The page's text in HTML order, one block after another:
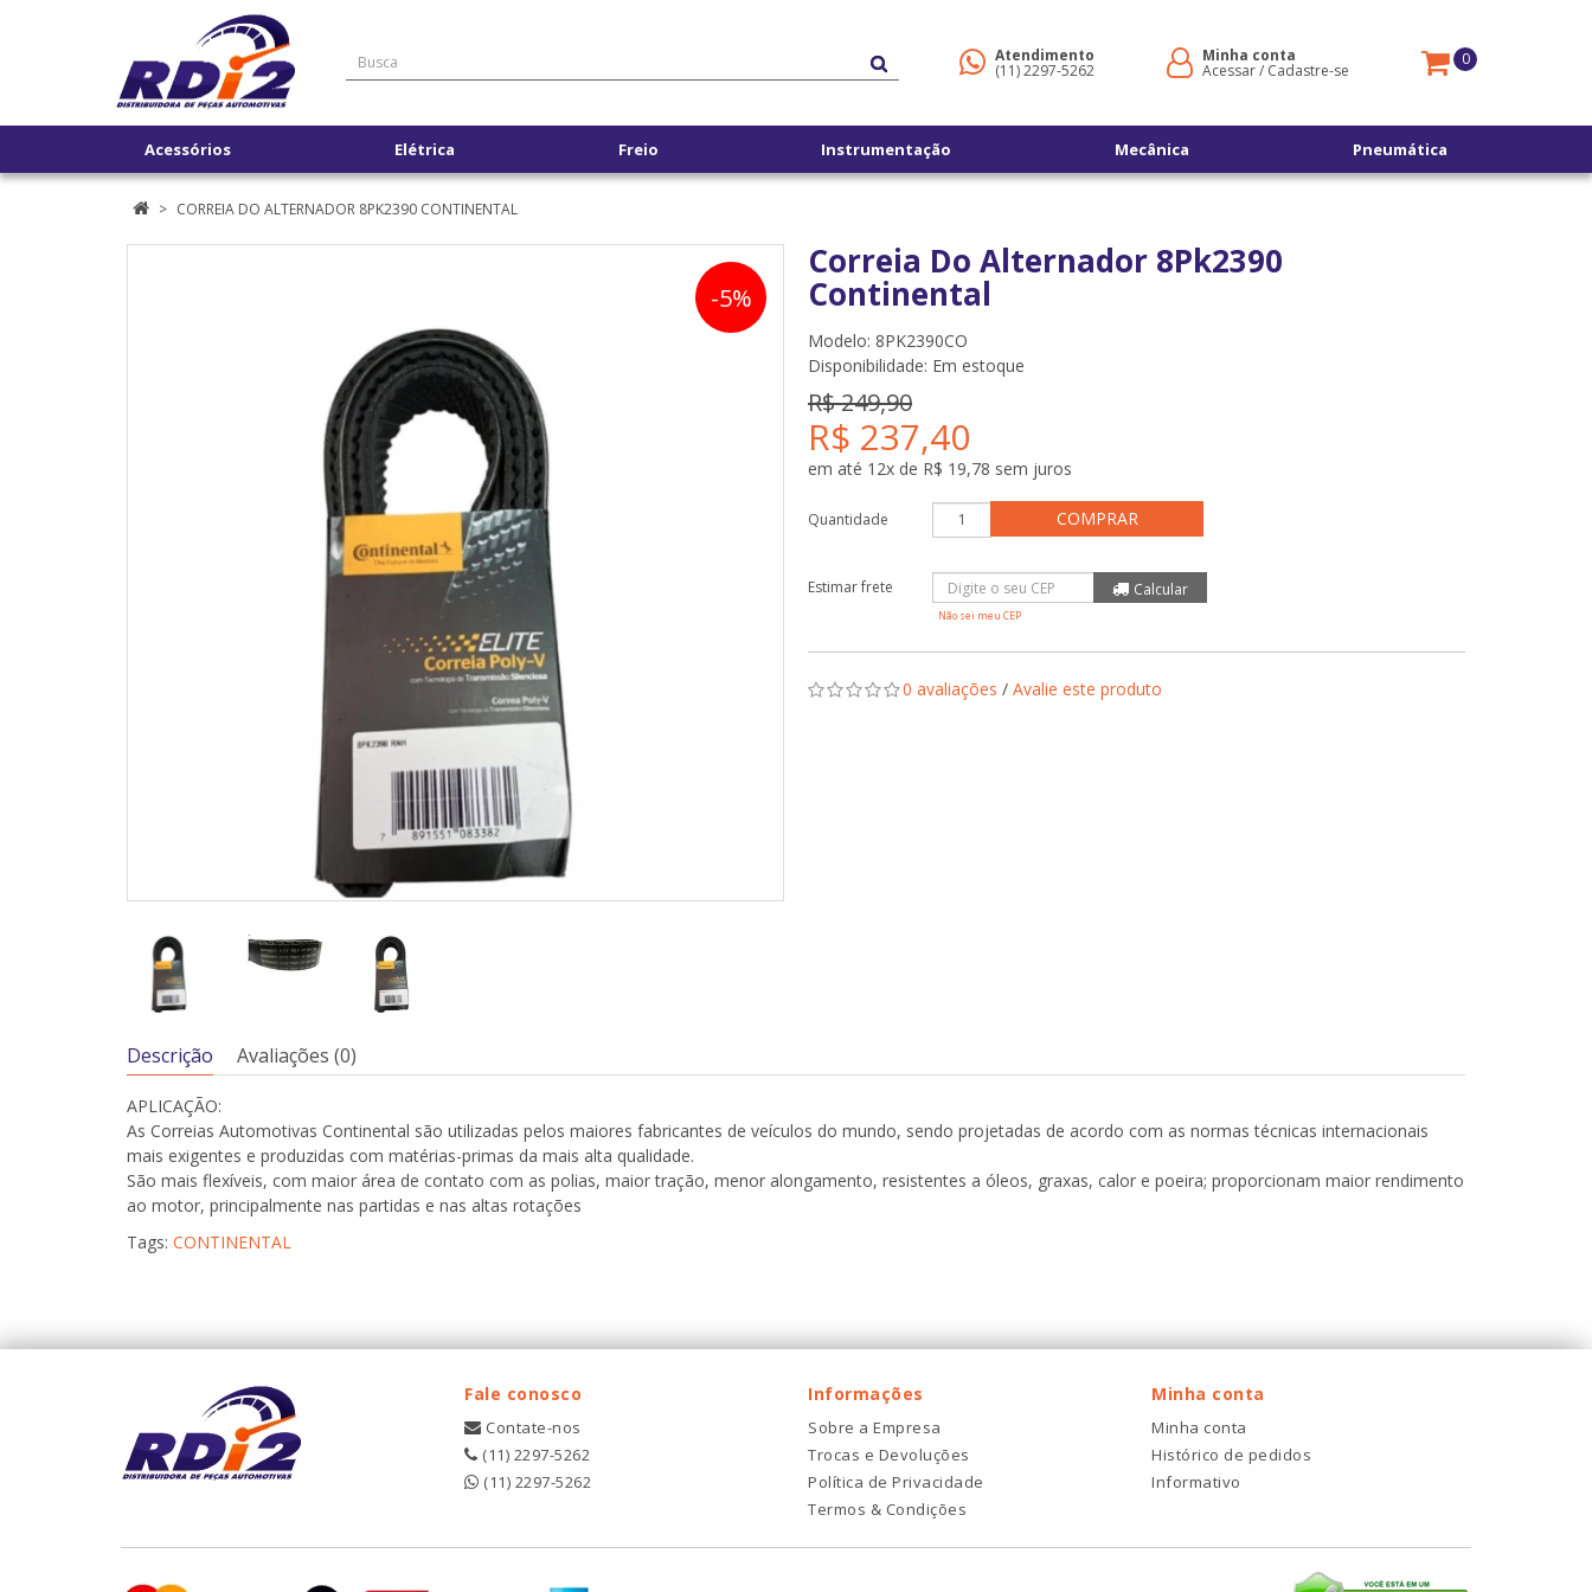
Atendimento
(11) 2297-5262
Minha conta
Acessar/ Cadastre-se
0
Acessórios Elétrica Freio Instrumentação Mecânica Pneumática
CORREIA DO ALTERNADOR 8PK2390 CONTINENTAL
-5%
Correia Do Alternador 8Pk2390
Continental
Modelo: 8PK2390CO
Disponibilidade: Em estoque
R$ 249,90
R$ 237,40
em até 12x de R$ 19,78 sem juros
Quantidade COMPRAR
Não sei meu CEP
0 avaliações / Avalie este produto
Descrição Avaliações (0)
APLICAÇÃO:
As Correias Automotivas Continental são utilizadas pelos maiores fabricantes de veículos do mundo, sendo projetadas de acordo com as normas técnicas internacionais
mais exigentes e produzidas com matérias-primas da mais alta qualidade.
São mais flexíveis, com maior área de contato com as polias, maior tração, menor alongamento, resistentes a óleos, graxas, calor e poeira; proporcionam maior rendimento
ao motor, principalmente nas partidas e nas altas rotações
Tags: CONTINENTAL
Fale conosco
Contate-nos
(11) 2297-5262
(11) 2297-5262
Informações
Sobre a Empresa
Trocas e Devoluções
Política de Privacidade
Termos & Condições
Minha conta
Minha conta
Histórico de pedidos
Informativo